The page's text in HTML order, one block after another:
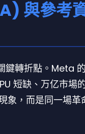
與參考
鍵轉折點。Meta
短缺、万亿市場
象，而是同一場革